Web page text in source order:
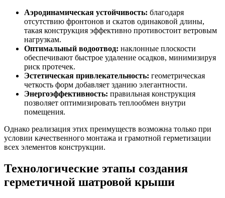
Аэродинамическая устойчивость: благодаря
отсутствию фронтонов и скатов одинаковой длины,
такая конструкция эффективно противостоит ветровым
нагрузкам.
Оптимальный водоотвод: наклонные плоскости
обеспечивают быстрое удаление осадков, минимизируя
риск протечек.
Эстетическая привлекательность: геометрическая
четкость форм добавляет зданию элегантности.
Энергоэффективность: правильная конструкция
позволяет оптимизировать теплообмен внутри
помещения.
Однако реализация этих преимуществ возможна только при
условии качественного монтажа и грамотной герметизации
всех элементов конструкции.
Технологические этапы создания
герметичной шатровой крыши